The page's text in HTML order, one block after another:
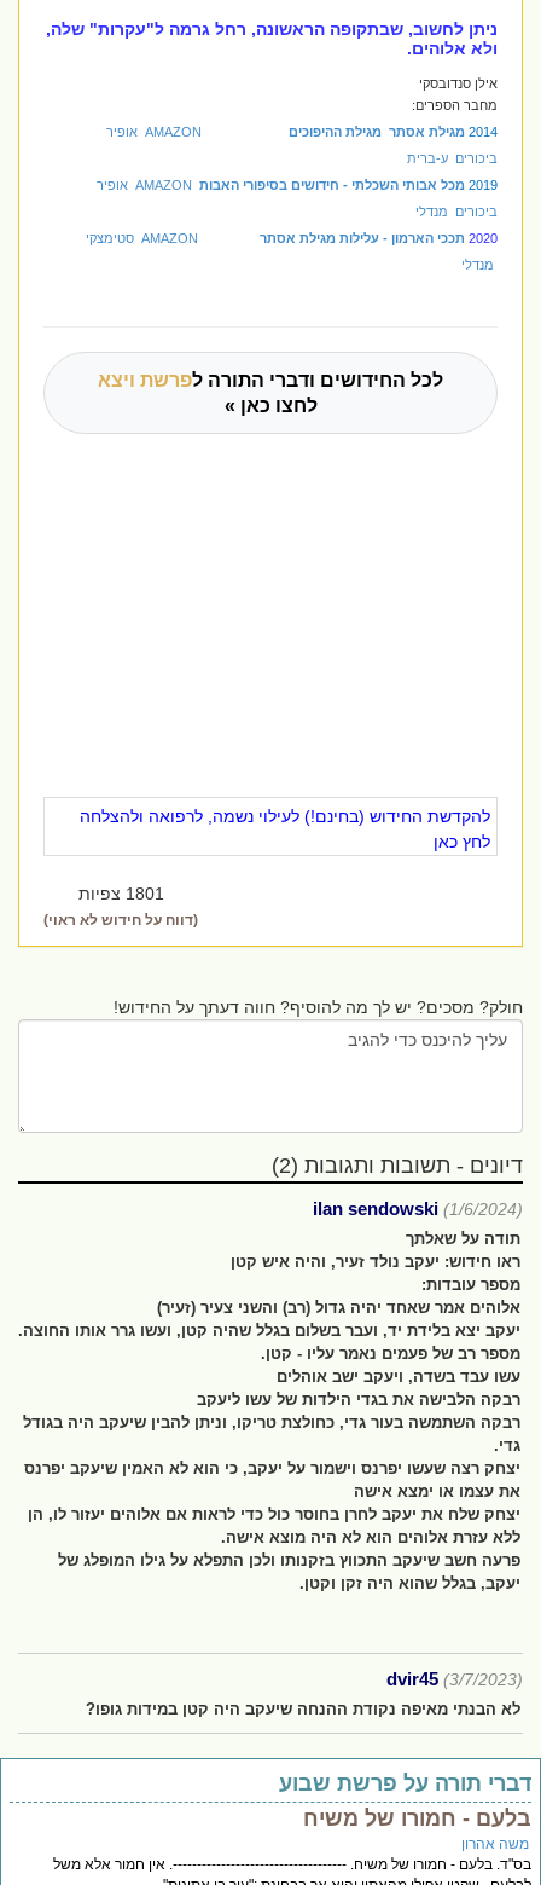
ניתן לחשוב, שבתקופה הראשונה, רחל גרמה ל"עקרות" שלה,
ולא אלוהים.
אילן סנדובסקי
מחבר הספרים:
2014 מגילת אסתר מגילת ההיפוכים AMAZON אופיר
ביכורים
ע-ברית
2019 מכל אבותי השכלתי - חידושים בסיפורי האבות AMAZON אופיר
ביכורים
מנדלי
2020 תככי הארמון - עלילות מגילת אסתר AMAZON סטימצקי
מנדלי
לכל החידושים ודברי התורה לפרשת ויצא
לחצו כאן »
להקדשת החידוש (בחינם!) לעילוי נשמה, לרפואה ולהצלחה
לחץ כאן
1801 צפיות
(דווח על חידוש לא ראוי)
חולק? מסכים? יש לך מה להוסיף? חווה דעתך על החידוש!
דיונים - תשובות ותגובות (2)
ilan sendowski (1/6/2024)
תודה על שאלתך
ראו חידוש: יעקב נולד זעיר, והיה איש קטן
מספר עובדות:
אלוהים אמר שאחד יהיה גדול (רב) והשני צעיר (זעיר)
יעקב יצא בלידת יד, ועבר בשלום בגלל שהיה קטן, ועשו גרר אותו החוצה.
מספר רב של פעמים נאמר עליו - קטן.
עשו עבד בשדה, ויעקב ישב אוהלים
רבקה הלבישה את בגדי הילדות של עשו ליעקב
רבקה השתמשה בעור גדי, כחולצת טריקו, וניתן להבין שיעקב היה בגודל
גדי.
יצחק רצה שעשו יפרנס וישמור על יעקב, כי הוא לא האמין שיעקב יפרנס
את עצמו או ימצא אישה
יצחק שלח את יעקב לחרן בחוסר כול כדי לראות אם אלוהים יעזור לו, הן
ללא עזרת אלוהים הוא לא היה מוצא אישה.
פרעה חשב שיעקב התכווץ בזקנותו ולכן התפלא על גילו המופלג של
יעקב, בגלל שהוא היה זקן וקטן.
dvir45 (3/7/2023)
לא הבנתי מאיפה נקודת ההנחה שיעקב היה קטן במידות גופו?
תורה על פרשת שבוע
- חמורו של משיח
אהרון
בלעם - חמורו של משיח. ------------------------------------. אין חמור אלא משל